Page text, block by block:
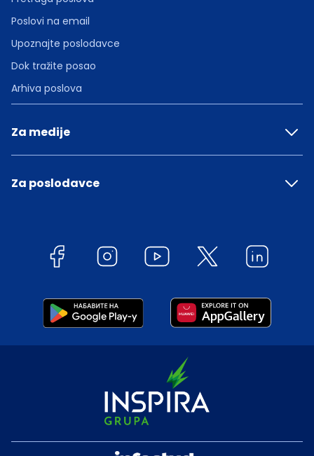
Poslovi na email
Upoznajte poslodavce
Dok tražite posao
Arhiva poslova
Za medije
Za poslodavce